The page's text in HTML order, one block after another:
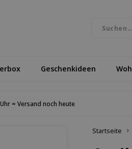
Geschenkideen
= Versand noch heute
Startseite